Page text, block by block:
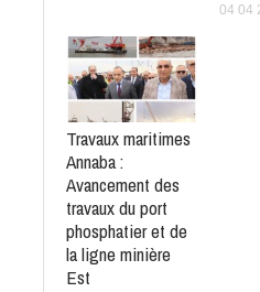
04 04
Travaux maritimes
Annaba :
Avancement des
travaux du port
phosphatier et de
la ligne minière
Est